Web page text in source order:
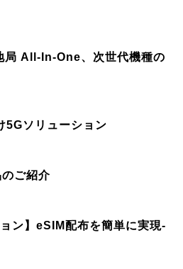
局 All-In-One、次世代機種の
5Gソリューション
ご紹介
ン】eSIM配布を簡単に実現-